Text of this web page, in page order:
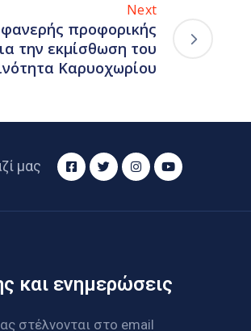
Next
προφορικής
την εκμίσθωση του
Καρυοχωρίου
μας
και ενημερώσεις
στέλνονται στο email